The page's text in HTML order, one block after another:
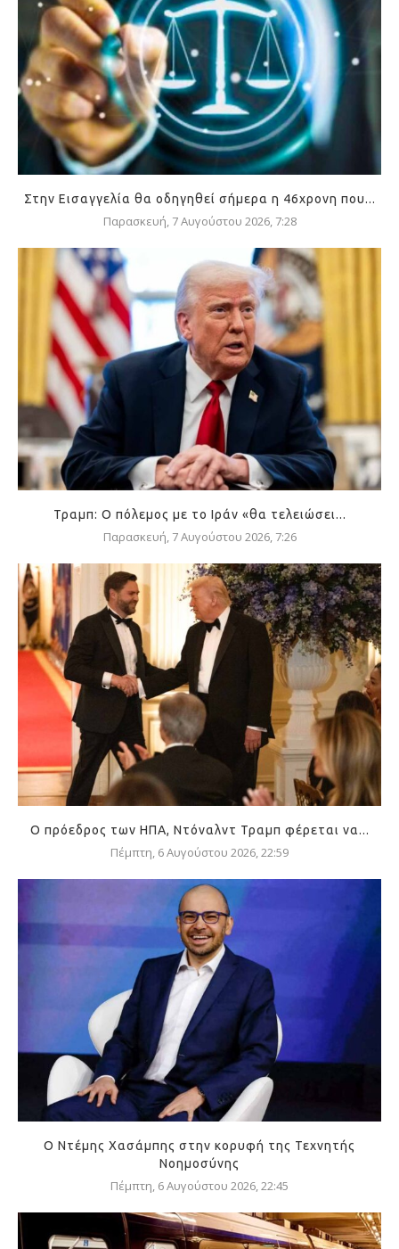
Στην Εισαγγελία θα οδηγηθεί σήμερα η 46χρονη που...
Παρασκευή, 7 Αυγούστου 2026, 7:28
Τραμπ: Ο πόλεμος με το Ιράν «θα τελειώσει...
Παρασκευή, 7 Αυγούστου 2026, 7:26
Ο πρόεδρος των ΗΠΑ, Ντόναλντ Τραμπ φέρεται να...
Πέμπτη, 6 Αυγούστου 2026, 22:59
Ο Ντέμης Χασάμπης στην κορυφή της Τεχνητής
Νοημοσύνης
Πέμπτη, 6 Αυγούστου 2026, 22:45